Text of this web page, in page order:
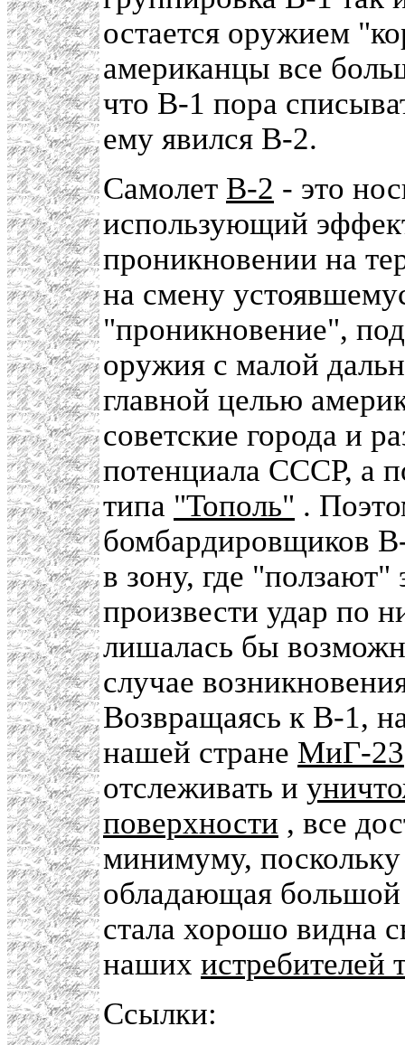
остается оружием
американцы все
что В-1 пора
ему явился В-2.
Самолет В-2 - это
использующий
проникновении на
на смену
"проникновение",
оружия с малой
главной целью
советские города и
потенциала СССР, а
типа "Тополь" .
бомбардировщиков
в зону, где
произвести удар по
лишалась бы
случае
Возвращаясь к В-1,
нашей стране МиГ-23
отслеживать и
поверхности , все
минимуму,
обладающая
стала хорошо видна
наших истребителей
Ссылки: